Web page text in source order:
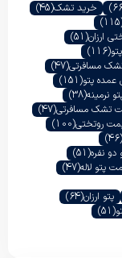
خرید تشک(45)
ارزان(51)
(116)
مسافرتی(47)
پتو(151)
نرمینه(38)
تشک مسافرتی(47)
روتختی(100)
(46)
نفره(51)
پتو لاله(47)
پتو ارزان(64)
(51)